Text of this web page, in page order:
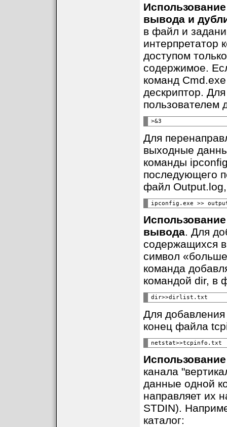
вывода и
в файл и
интерпретатор
доступом
содержимое.
команд
дескриптор.
пользователем
Для
выходные
команды
последующего
файл
вывода. Для
содержащихся
символ
команда
командой dir, в
Для
конец файла
канала
данные одной
направляет их
STDIN).
каталог: